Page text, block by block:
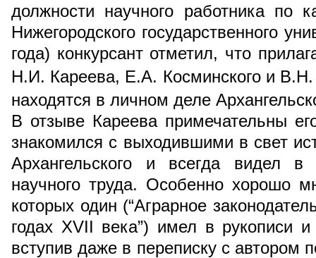
должности научного работника по
Нижегородского государственного
года) конкурсант отметил, что
Н.И. Кареева, Е.А. Косминского и В.Н.
находятся в личном деле
В отзыве Кареева примечательны
знакомился с выходившими в свет
Архангельского и всегда видел в
научного труда. Особенно хорошо
которых один (“Аграрное
годах XVII века”) имел в рукописи
вступив даже в переписку с автором